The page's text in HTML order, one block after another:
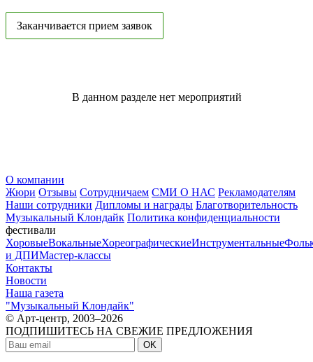
Заканчивается прием заявок
В данном разделе нет мероприятий
О компании
Жюри Отзывы Сотрудничаем СМИ О НАС Рекламодателям
Наши сотрудники Дипломы и награды Благотворительность
Музыкальный Клондайк Политика конфиденциальности
фестивали
ХоровыеВокальныеХореографическиеИнструментальные
и ДПИМастер-классы
Контакты
Новости
Наша газета
"Музыкальный Клондайк"
© Арт-центр, 2003–2026
ПОДПИШИТЕСЬ НА СВЕЖИЕ ПРЕДЛОЖЕНИЯ
OK